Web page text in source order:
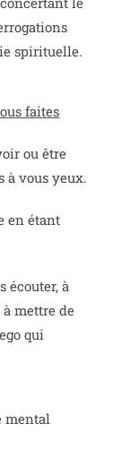
spirituelle.
faites
ou être
à vous yeux.
en étant
écouter, à
mettre de
qui
mental